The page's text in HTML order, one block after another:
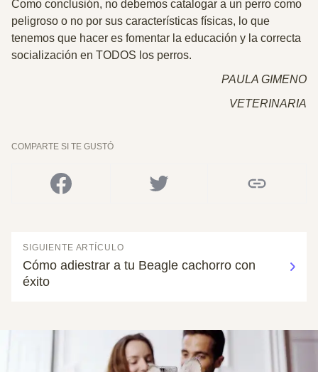
Como conclusión, no debemos catalogar a un perro como
peligroso o no por sus características físicas, lo que
tenemos que hacer es fomentar la educación y la correcta
socialización en TODOS los perros.
PAULA GIMENO
VETERINARIA
COMPARTE SI TE GUSTÓ
SIGUIENTE ARTÍCULO
Cómo adiestrar a tu Beagle cachorro con
éxito